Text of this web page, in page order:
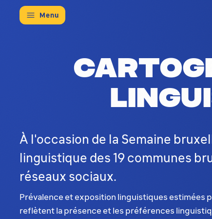
Menu
À l'occasion de la Semaine
linguistique des 19 communes
réseaux sociaux.
Prévalence et exposition linguistiques estimées
reflètent la présence et les préférences